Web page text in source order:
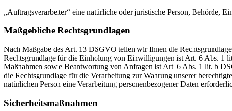
„Auftragsverarbeiter“ eine natürliche oder juristische Person, Behörde,
Maßgebliche Rechtsgrundlagen
Nach Maßgabe des Art. 13 DSGVO teilen wir Ihnen die
Rechtsgrundlage für die Einholung von Einwilligungen ist Art. 6 Abs. 1
Maßnahmen sowie Beantwortung von Anfragen ist Art. 6 Abs. 1 lit. b
die Rechtsgrundlage für die Verarbeitung zur Wahrung unserer
natürlichen Person eine Verarbeitung personenbezogener Daten
Sicherheitsmaßnahmen